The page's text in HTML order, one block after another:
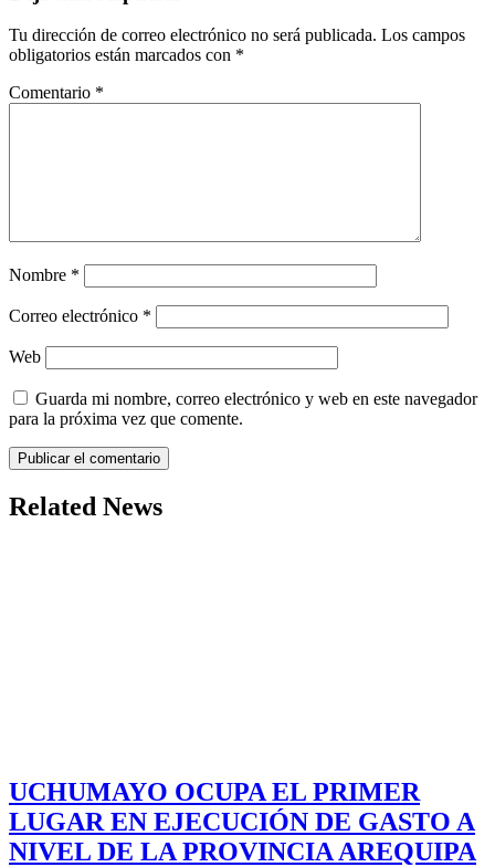
Tu dirección de correo electrónico no será publicada. Los campos
obligatorios están marcados con *
Comentario *
Nombre *
Correo electrónico *
Web
Guarda mi nombre, correo electrónico y web en este navegador
para la próxima vez que comente.
Related News
UCHUMAYO OCUPA EL PRIMER
LUGAR EN EJECUCIÓN DE GASTO A
NIVEL DE LA PROVINCIA AREQUIPA